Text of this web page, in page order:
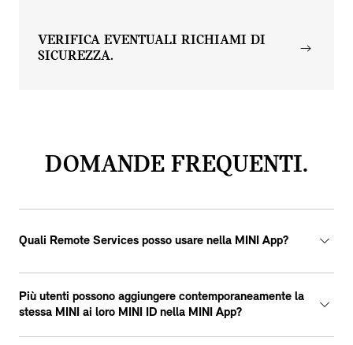
VERIFICA EVENTUALI RICHIAMI DI
SICUREZZA.
DOMANDE FREQUENTI.
Quali Remote Services posso usare nella MINI App?
Più utenti possono aggiungere contemporaneamente la
stessa MINI ai loro MINI ID nella MINI App?